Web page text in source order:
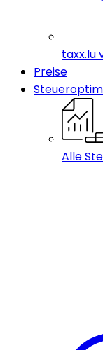
taxx.lu
Preise
Alle